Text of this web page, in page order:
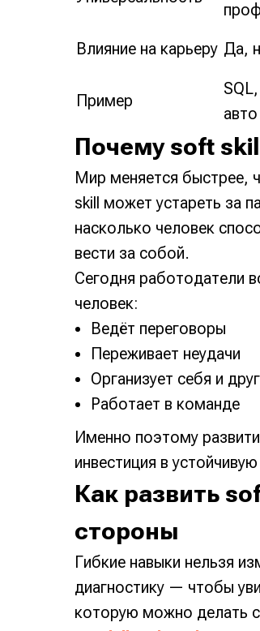
Влияние на карьеру Да,
Пример
авто
Почему soft
Мир меняется быстрее,
skill может устареть за
насколько человек
вести за собой.
Сегодня работодатели
человек:
Ведёт переговоры
Переживает неудачи
Организует себя и
Работает в команде
Именно поэтому
инвестиция в
Как развить
стороны
Гибкие навыки нельзя
диагностику — чтобы
которую можно делать